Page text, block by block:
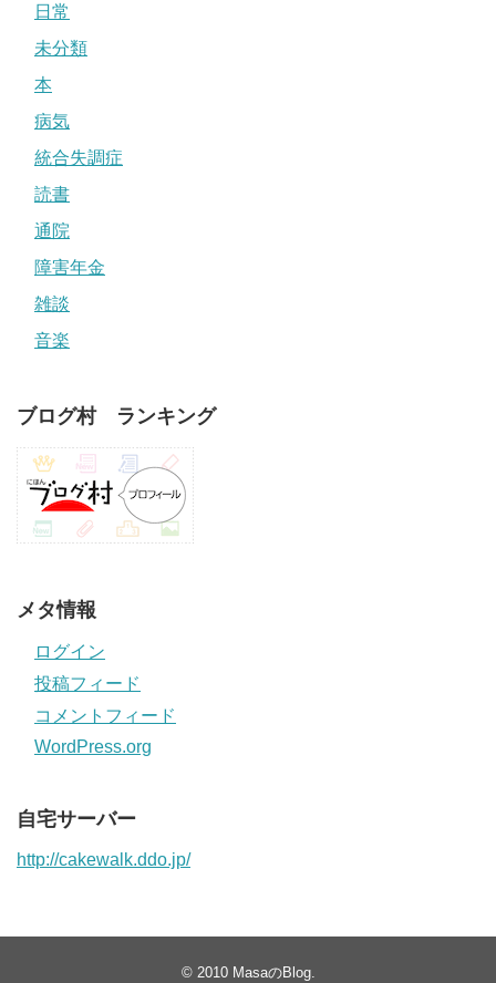
日常
未分類
本
病気
統合失調症
読書
通院
障害年金
雑談
音楽
ブログ村 ランキング
メタ情報
ログイン
投稿フィード
コメントフィード
WordPress.org
自宅サーバー
http://cakewalk.ddo.jp/
© 2010 MasaのBlog.